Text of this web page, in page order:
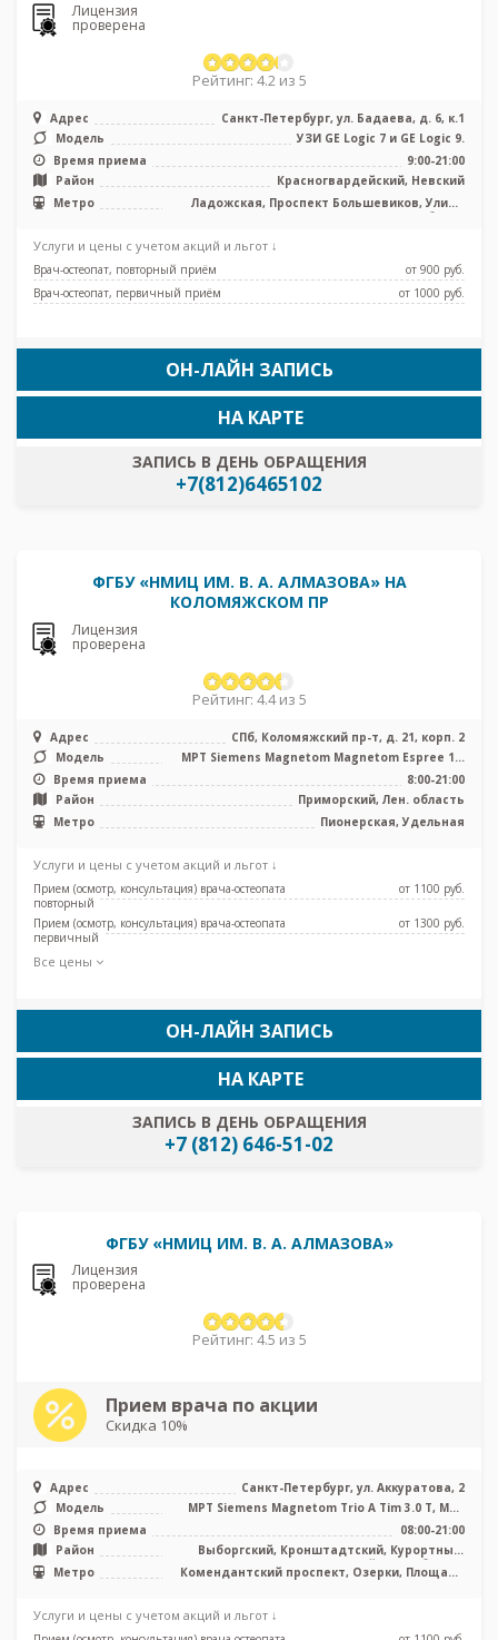
Лицензия
проверена
Рейтинг: 4.2 из 5
Адрес
Санкт-Петербург, ул. Бадаева, д. 6, к.1
Модель
УЗИ GE Logic 7 и GE Logic 9.
Время приема
9:00-21:00
Район
Красногвардейский, Невский
Метро
Ладожская, Проспект Большевиков, Улица
Дыбенко
Услуги и цены с учетом акций и льгот ↓
Врач-остеопат, повторный приём
от 900 pуб.
Врач-остеопат, первичный приём
от 1000 pуб.
ОН-ЛАЙН ЗАПИСЬ
ЗАПИСЬ В ДЕНЬ ОБРАЩЕНИЯ
+7(812)6465102
НА КАРТЕ
ФГБУ «НМИЦ ИМ. В. А. АЛМАЗОВА» НА
КОЛОМЯЖСКОМ ПР
Лицензия
проверена
Рейтинг: 4.4 из 5
Адрес
СПб, Коломяжский пр-т, д. 21, корп. 2
Модель
МРТ Siemens Magnetom Magnetom Espree 1.5
Время приема
8:00-21:00
Район
Приморский, Лен. область
Метро
Пионерская, Удельная
Услуги и цены с учетом акций и льгот ↓
Прием (осмотр, консультация) врача-остеопата
повторный
от 1100 pуб.
Прием (осмотр, консультация) врача-остеопата
первичный
от 1300 pуб.
Все цены
ОН-ЛАЙН ЗАПИСЬ
ЗАПИСЬ В ДЕНЬ ОБРАЩЕНИЯ
+7 (812) 646-51-02
НА КАРТЕ
ФГБУ «НМИЦ ИМ. В. А. АЛМАЗОВА»
Лицензия
проверена
Рейтинг: 4.5 из 5
Прием врача по акции
Скидка 10%
Адрес
Санкт-Петербург, ул. Аккуратова, 2
Модель
МРТ Siemens Magnetom Trio A Tim 3.0 Т, МРТ
Siemens Magnetom Magnetom E ...
Время приема
08:00-21:00
Район
Выборгский, Кронштадтский, Курортный,
Приморский, Лен. область
Метро
Комендантский проспект, Озерки, Площадь
Услуги и цены с учетом акций и льгот ↓